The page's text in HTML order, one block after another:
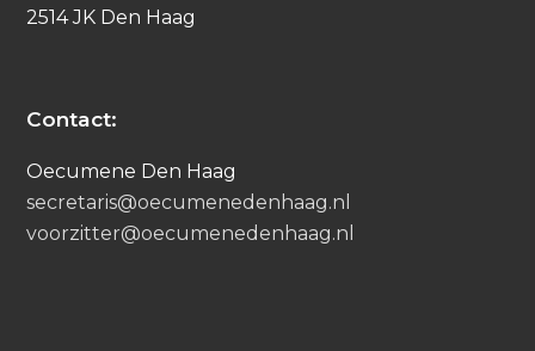
2514 JK Den Haag
Contact:
Oecumene Den Haag
secretaris@oecumenedenhaag.nl
voorzitter@oecumenedenhaag.nl